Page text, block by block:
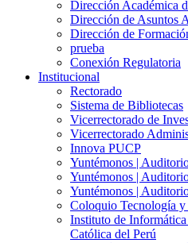
Dirección Académica
Dirección de Asuntos
Dirección de
prueba
Conexión Regulatoria
Institucional
Rectorado
Sistema de Bibliotecas
Vicerrectorado de
Vicerrectorado
Innova PUCP
Yuntémonos |
Yuntémonos |
Yuntémonos |
Coloquio Tecnología
Instituto de
Católica del Perú